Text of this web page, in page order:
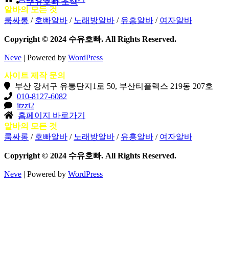
수유호빠 소식
알바의 모든 것
룸싸롱 / 호빠알바 / 노래방알바 / 유흥알바 / 여자알바
Copyright © 2024 수유호빠. All Rights Reserved.
Neve | Powered by WordPress
사이트 제작 문의
부산 강서구 유통단지1로 50, 부산티플렉스 219동 207호
010-8127-6082
itzzi2
홈페이지 바로가기
알바의 모든 것
룸싸롱 / 호빠알바 / 노래방알바 / 유흥알바 / 여자알바
Copyright © 2024 수유호빠. All Rights Reserved.
Neve | Powered by WordPress